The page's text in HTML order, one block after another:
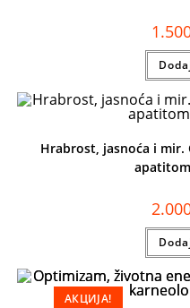
Hrabrost, jasnoća i mir.
АКЦИЈА!